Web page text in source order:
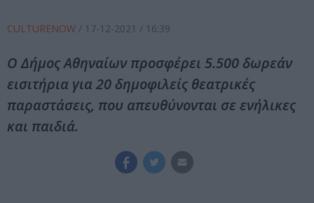
CULTURENOW / 17-12-2021 / 16:39
Ο Δήμος Αθηναίων προσφέρει 5.500 δωρεάν
εισιτήρια για 20 δημοφιλείς θεατρικές
παραστάσεις, που απευθύνονται σε ενήλικες
και παιδιά.